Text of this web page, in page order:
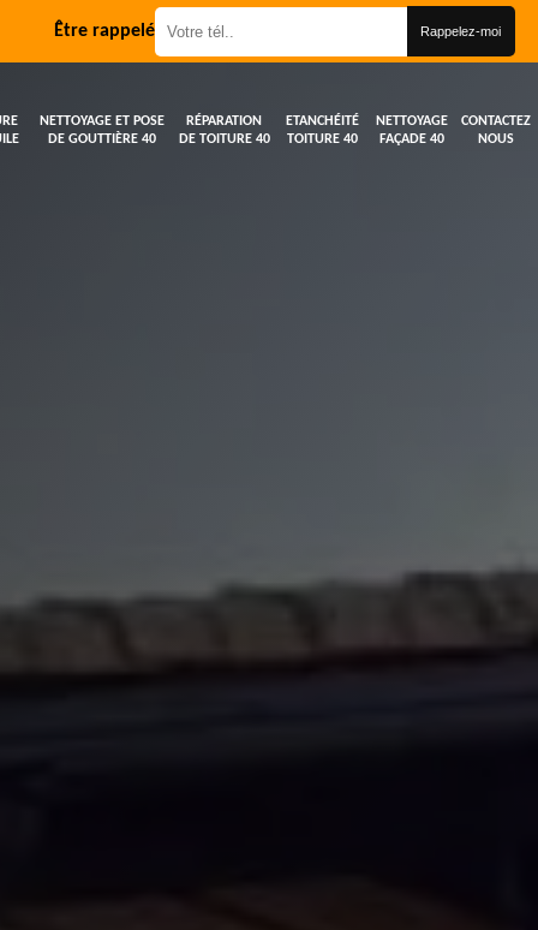
Être rappelé
NETTOYAGE ET POSE
DE GOUTTIÈRE 40
RÉPARATION
DE TOITURE 40
ETANCHÉITÉ
TOITURE 40
NETTOYAGE
FAÇADE 40
CONTACTEZ
NOUS